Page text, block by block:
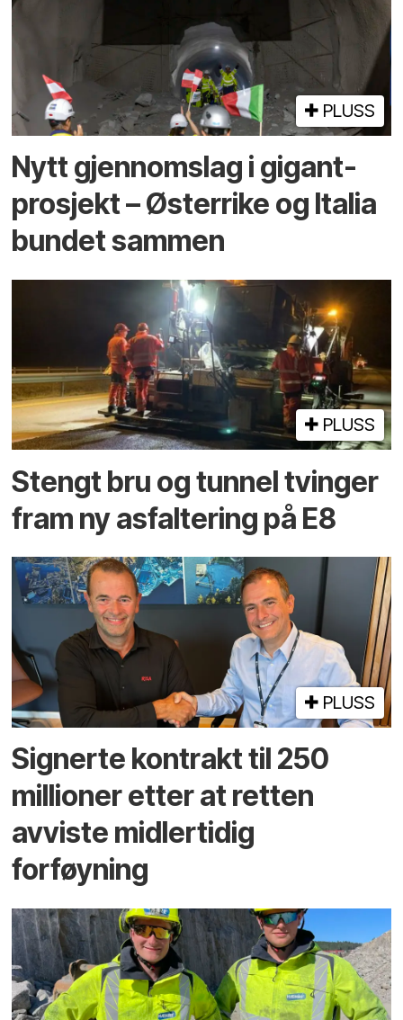
PLUSS
Nytt gjennomslag i gigant­
prosjekt – Østerrike og Italia
bundet sammen
PLUSS
Stengt bru og tunnel tvinger
fram ny asfaltering på E8
PLUSS
Signerte kontrakt til 250
millioner etter at retten
avviste midlertidig
forføyning